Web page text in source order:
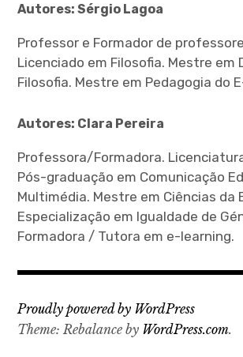
Autores: Sérgio Lagoa
Professor e Formador de
Licenciado em Filosofia. Mestre em
Filosofia. Mestre em Pedagogia do
Autores: Clara Pereira
Professora/Formadora.
Pós-graduação em Comunicação
Multimédia. Mestre em Ciências da
Especialização em Igualdade de
Formadora / Tutora em e-learning.
Proudly powered by WordPress
Theme: Rebalance by WordPress.com.